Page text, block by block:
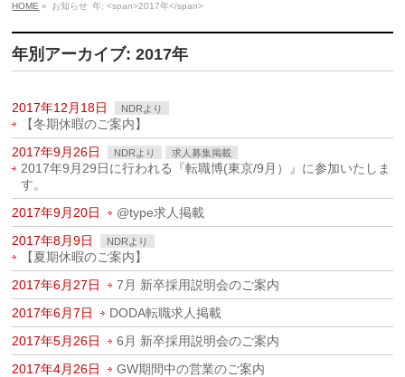
HOME » お知らせ 年: <span>2017年</span>
年別アーカイブ: 2017年
2017年12月18日 NDRより
【冬期休暇のご案内】
2017年9月26日
NDRより 求人募集掲載
2017年9月29日に行われる『転職博(東京/9月）』に参加いたしま
す。
2017年9月20日
@type求人掲載
2017年8月9日
NDRより
【夏期休暇のご案内】
2017年6月27日
7月 新卒採用説明会のご案内
2017年6月7日
DODA転職求人掲載
2017年5月26日
6月 新卒採用説明会のご案内
2017年4月26日
GW期間中の営業のご案内